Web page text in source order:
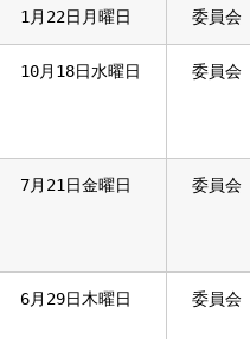
1月22日月曜日 委員会
10月18日水曜日 委員会
7月21日金曜日 委員会
6月29日木曜日 委員会